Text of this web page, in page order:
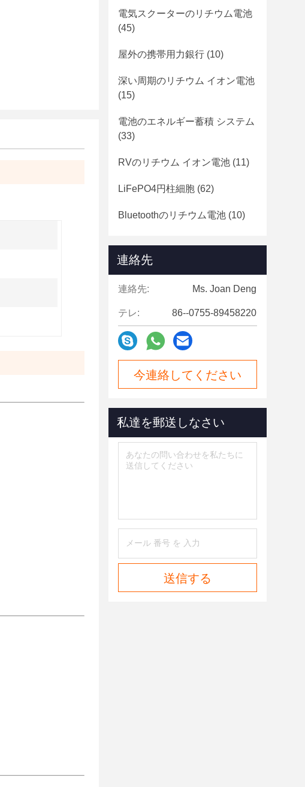
電気スクーターのリチウム電池
(45)
屋外の携帯用力銀行 (10)
深い周期のリチウム イオン電池
(15)
電池のエネルギー蓄積 システム
(33)
RVのリチウム イオン電池 (11)
LiFePO4円柱細胞 (62)
Bluetoothのリチウム電池 (10)
連絡先
連絡先: Ms. Joan Deng
テレ: 86--0755-89458220
今連絡してください
私達を郵送しなさい
送信する